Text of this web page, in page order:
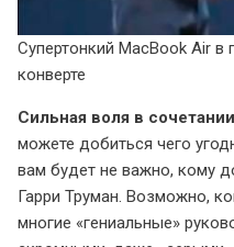
Супертонкий MacBook Air в
конверте
Сильная воля в
можете добиться чего
вам будет не важно, кому
Гарри Труман. Возможно,
многие «гениальные»